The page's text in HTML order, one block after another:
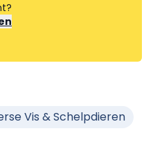
Vis & Schelpdieren